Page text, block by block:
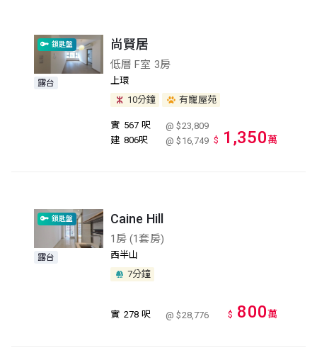
鎖匙盤
露台
尚賢居
低層 F室 3房
上環
10分鐘
有寵屋苑
實 567 呎
@ $23,809
建 806呎 @ $16,749 $ 1,350萬
鎖匙盤
露台
Caine Hill
1房 (1套房)
西半山
7分鐘
實 278 呎 @ $28,776 $ 800萬